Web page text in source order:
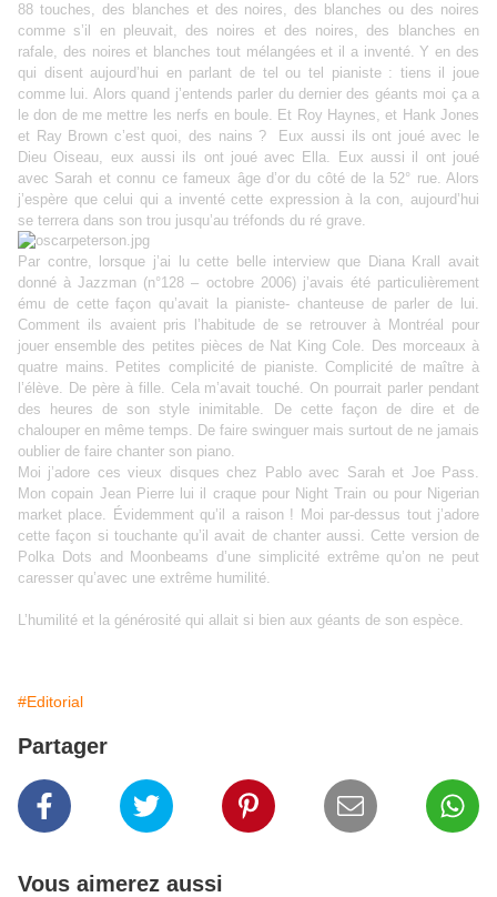
88 touches, des blanches et des noires, des blanches ou des noires
comme s’il en pleuvait, des noires et des noires, des blanches en
rafale, des noires et blanches tout mélangées et il a inventé. Y en des
qui disent aujourd’hui en parlant de tel ou tel pianiste : tiens il joue
comme lui. Alors quand j’entends parler du dernier des géants moi ça a
le don de me mettre les nerfs en boule. Et Roy Haynes, et Hank Jones
et Ray Brown c’est quoi, des nains ?
Eux aussi ils ont joué avec le
Dieu Oiseau, eux aussi ils ont joué avec Ella. Eux aussi il ont joué
avec Sarah et connu ce fameux âge d’or du côté de la 52° rue. Alors
j’espère que celui qui a inventé cette expression à la con, aujourd’hui
se terrera dans son trou jusqu’au tréfonds du ré grave.
Par contre, lorsque j’ai lu cette belle interview que Diana Krall avait
donné à Jazzman (n°128 – octobre 2006) j’avais été particulièrement
ému de cette façon qu’avait la pianiste- chanteuse de parler de lui.
Comment ils avaient pris l’habitude de se retrouver à Montréal pour
jouer ensemble des petites pièces de Nat King Cole. Des morceaux à
quatre mains. Petites complicité de pianiste. Complicité de maître à
l’élève. De père à fille. Cela m’avait touché. On pourrait parler pendant
des heures de son style inimitable. De cette façon de dire et de
chalouper en même temps. De faire swinguer mais surtout de ne jamais
oublier de faire chanter son piano.
Moi j’adore ces vieux disques chez Pablo avec Sarah et Joe Pass.
Mon copain Jean Pierre lui il craque pour Night Train ou pour Nigerian
market place. Évidemment qu’il a raison ! Moi par-dessus tout j’adore
cette façon si touchante qu’il avait de chanter aussi. Cette version de
Polka Dots and Moonbeams d’une simplicité extrême qu’on ne peut
caresser qu’avec une extrême humilité.
L’humilité et la générosité qui allait si bien aux géants de son espèce.
#Editorial
Partager
Vous aimerez aussi